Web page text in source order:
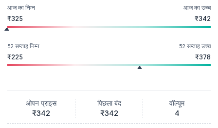
आज का निम्न
₹325
आज का उच्च
₹342
52 सप्ताह निम्न
₹225
52 सप्ताह उच्च
₹378
ओपन प्राइस
₹342
पिछला बंद
₹342
वॉल्यूम
4